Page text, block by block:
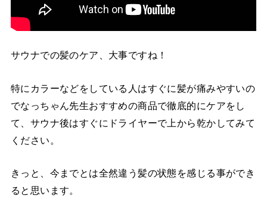
サウナでの髪のケア、大事ですね！
特にカラーなどをしている人はすぐに髪が痛みやすいの
でなっちゃん先生おすすめの商品で徹底的にケアをし
て、サウナ後はすぐにドライヤーで上から乾かしてみて
ください。
きっと、今までとは全然違う髪の状態を感じる事ができ
ると思います。